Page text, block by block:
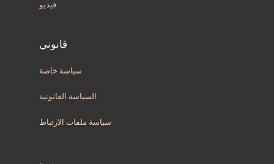
فيديو
قانوني
سياسة خاصة
السياسة القانونية
سياسة ملفات الارتباط